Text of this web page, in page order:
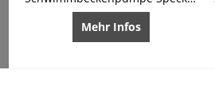
Mehr Infos